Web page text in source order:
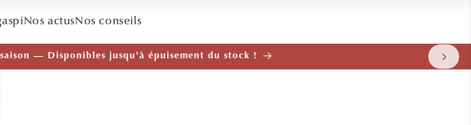
Nos actusNos conseils
10 bulbilles · En stock maintenant